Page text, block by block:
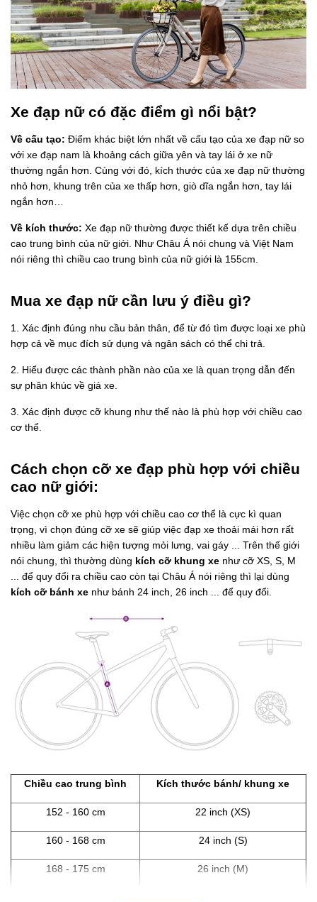
Xe đạp nữ có đặc điểm gì nổi bật?
Về cấu tạo: Điểm khác biệt lớn nhất về cấu tạo của xe đạp nữ so
với xe đạp nam là khoảng cách giữa yên và tay lái ở xe nữ
thường ngắn hơn. Cùng với đó, kích thước của xe đạp nữ thường
nhỏ hơn, khung trên của xe thấp hơn, giò dĩa ngắn hơn, tay lái
ngắn hơn…
Về kích thước: Xe đạp nữ thường được thiết kế dựa trên chiều
cao trung bình của nữ giới. Như Châu Á nói chung và Việt Nam
nói riêng thì chiều cao trung bình của nữ giới là 155cm.
Mua xe đạp nữ cần lưu ý điều gì?
1. Xác định đúng nhu cầu bản thân, để từ đó tìm được loại xe phù
hợp cả về mục đích sử dụng và ngân sách có thể chi trả.
2. Hiểu được các thành phần nào của xe là quan trọng dẫn đến
sự phân khúc về giá xe.
3. Xác định được cỡ khung như thế nào là phù hợp với chiều cao
cơ thể.
Cách chọn cỡ xe đạp phù hợp với chiều
cao nữ giới:
Việc chọn cỡ xe phù hợp với chiều cao cơ thể là cực kì quan
trọng, vì chọn đúng cỡ xe sẽ giúp việc đạp xe thoải mái hơn rất
nhiều làm giảm các hiện tượng mỏi lưng, vai gáy ... Trên thế giới
nói chung, thì thường dùng kích cỡ khung xe như cỡ XS, S, M
... để quy đổi ra chiều cao còn tại Châu Á nói riêng thì lại dùng
kích cỡ bánh xe như bánh 24 inch, 26 inch ... để quy đổi.
Chiều cao trung bình Kích thước bánh/ khung xe
152 - 160 cm 22 inch (XS)
160 - 168 cm 24 inch (S)
168 - 175 cm 26 inch (M)